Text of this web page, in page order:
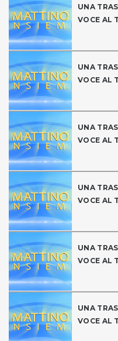
UNA
VOCE AL
UNA
VOCE AL
UNA
VOCE AL
UNA
VOCE AL
UNA
VOCE AL
UNA
VOCE AL